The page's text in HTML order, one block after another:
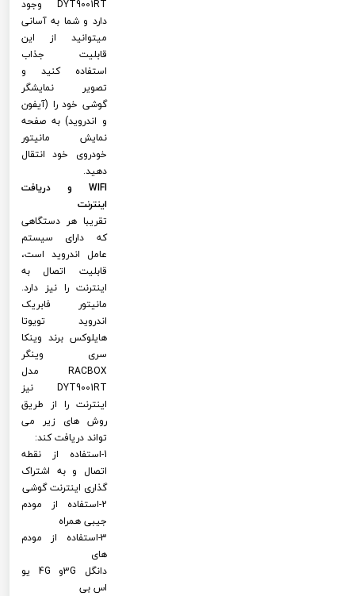
DYT9001RT وجود
دارد و شما به آسانی
میتوانید از این
قابلیت جذاب
استفاده کنید و
تصویر نمایشگر
گوشی خود را (آیفون
و اندروید) به صفحه
نمایش مانیتور
خودروی خود انتقال
دهید.
WIFI و دریافت
اینترنت
تقریبا هر دستگاهی
که دارای سیستم
عامل اندروید است،
قابلیت اتصال به
اینترنت را نیز دارد.
مانیتور فابریک
اندروید تویوتا
هایلوکس برند وینکا
سری وینگر
RACBOX مدل
DYT9001RT نیز
اینترنت را از طریق
روش های زیر می
تواند دریافت کند:
1-استفاده از نقطه
اتصال و به اشتراک
گذاری اینترنت گوشی
2-استفاده از مودم
جیبی همراه
3-استفاده از مودم
های
دانگل 3Gو 4G یو
اس بی